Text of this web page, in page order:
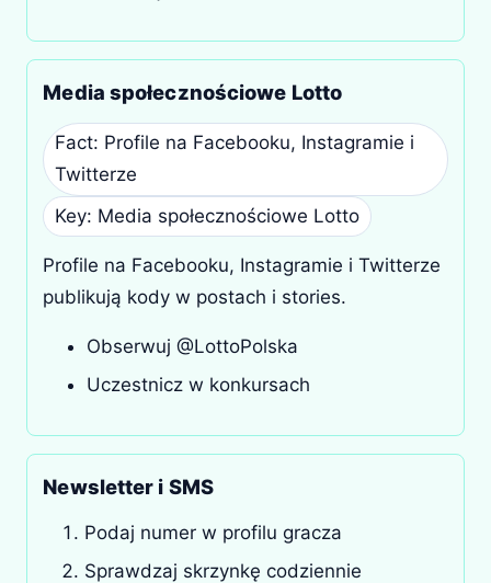
Media społecznościowe Lotto
Fact: Profile na Facebooku, Instagramie i
Twitterze
Key: Media społecznościowe Lotto
Profile na Facebooku, Instagramie i Twitterze
publikują kody w postach i stories.
Obserwuj @LottoPolska
Uczestnicz w konkursach
Newsletter i SMS
Podaj numer w profilu gracza
Sprawdzaj skrzynkę codziennie